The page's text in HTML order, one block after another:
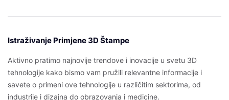
Istraživanje Primjene 3D Štampe
Aktivno pratimo najnovije trendove i inovacije u svetu 3D
tehnologije kako bismo vam pružili relevantne informacije i
savete o primeni ove tehnologije u različitim sektorima, od
industrije i dizajna do obrazovanja i medicine.